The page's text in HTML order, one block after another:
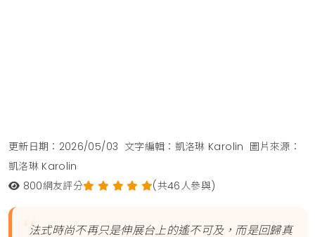
更新日期：2026/05/03 文字編輯：凱洛琳 Karolin 圖片來源：
凱洛琳 Karolin
800網友評分 (共46人參與)
法式時尚不再只是伸展台上的遙不可及，而是回歸真